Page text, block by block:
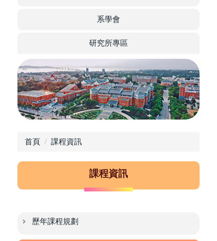
系學會
研究所專區
Science
首頁 課程資訊
課程資訊
歷年課程規劃